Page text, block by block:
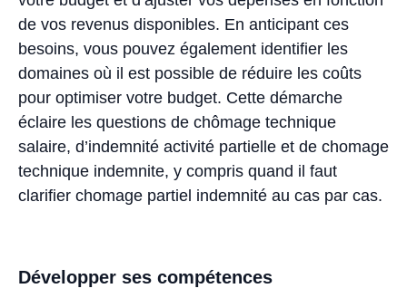
de vos revenus disponibles. En anticipant ces
besoins, vous pouvez également identifier les
domaines où il est possible de réduire les coûts
pour optimiser votre budget. Cette démarche
éclaire les questions de chômage technique
salaire, d’indemnité activité partielle et de chomage
technique indemnite, y compris quand il faut
clarifier chomage partiel indemnité au cas par cas.
Développer ses compétences